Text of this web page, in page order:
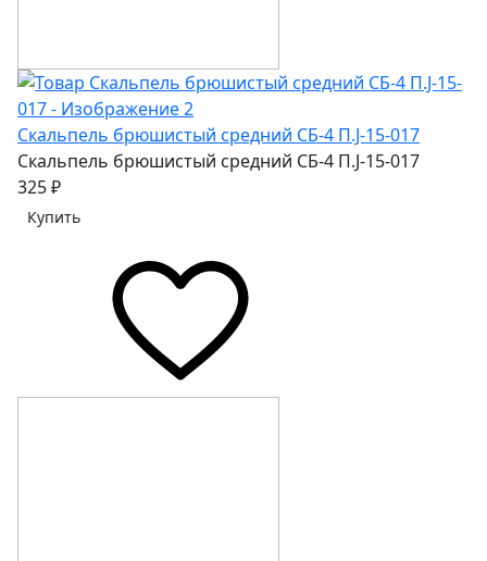
Скальпель брюшистый средний СБ-4 П.J-15-017
Скальпель брюшистый средний СБ-4 П.J-15-017
325 ₽
Купить